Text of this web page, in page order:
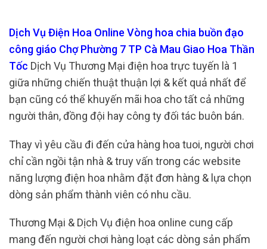
Dịch Vụ Điện Hoa Online Vòng hoa chia buồn đạo
công giáo Chợ Phường 7 TP Cà Mau Giao Hoa Thần
Tốc Dịch Vụ Thương Mại điện hoa trực tuyến là 1
giữa những chiến thuật thuận lợi & kết quả nhất để
bạn cũng có thể khuyến mãi hoa cho tất cả những
người thân, đồng đội hay công ty đối tác buôn bán.
Thay vì yêu cầu đi đến cửa hàng hoa tuoi, người chơi
chỉ cần ngồi tận nhà & truy vấn trong các website
năng lượng điện hoa nhằm đặt đơn hàng & lựa chọn
dòng sản phẩm thành viên có nhu cầu.
Thương Mại & Dịch Vụ điện hoa online cung cấp
mang đến người chơi hàng loạt các dòng sản phẩm